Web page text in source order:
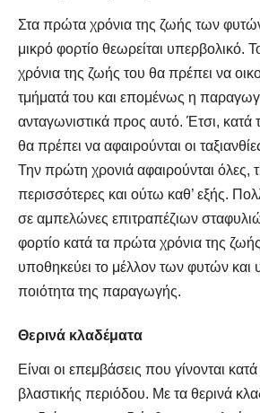
Στα πρώτα χρόνια της ζωής των
μικρό φορτίο θεωρείται υπερβολικό.
χρόνια της ζωής του θα πρέπει να
τμήματά του και επομένως η
ανταγωνιστικά προς αυτό. Έτσι, κατά
θα πρέπει να αφαιρούνται οι
Την πρώτη χρονιά αφαιρούνται όλες,
περισσότερες και ούτω καθ’ εξής.
σε αμπελώνες επιτραπέζιων
φορτίο κατά τα πρώτα χρόνια της
υποθηκεύει το μέλλον των φυτών και
ποιότητα της παραγωγής.
Θερινά κλαδέματα
Είναι οι επεμβάσεις που γίνονται κατά
βλαστικής περιόδου. Με τα θερινά